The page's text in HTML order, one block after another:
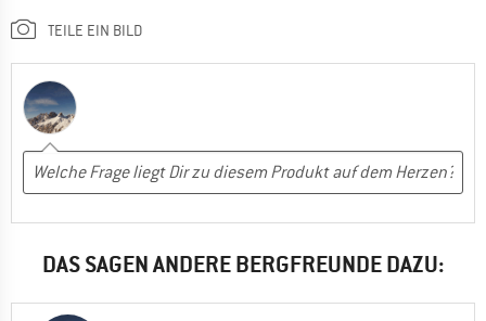
NACHTEILE
Schlechter Schnitt
EINSATZBEREICH
TEILE EIN BILD
DAS SAGEN ANDERE BERGFREUNDE DAZU: